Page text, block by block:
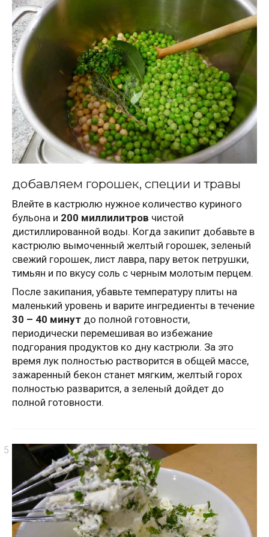
добавляем горошек, специи и травы
Влейте в кастрюлю нужное количество куриного
бульона и 200 миллилитров чистой
дистиллированной воды. Когда закипит добавьте в
кастрюлю вымоченный желтый горошек, зеленый
свежий горошек, лист лавра, пару веток петрушки,
тимьян и по вкусу соль с черным молотым перцем.
После закипания, убавьте температуру плиты на
маленький уровень и варите ингредиенты в течение
30 – 40 минут до полной готовности,
периодически перемешивая во избежание
подгорания продуктов ко дну кастрюли. За это
время лук полностью растворится в общей массе,
зажаренный бекон станет мягким, желтый горох
полностью разварится, а зеленый дойдет до
полной готовности.